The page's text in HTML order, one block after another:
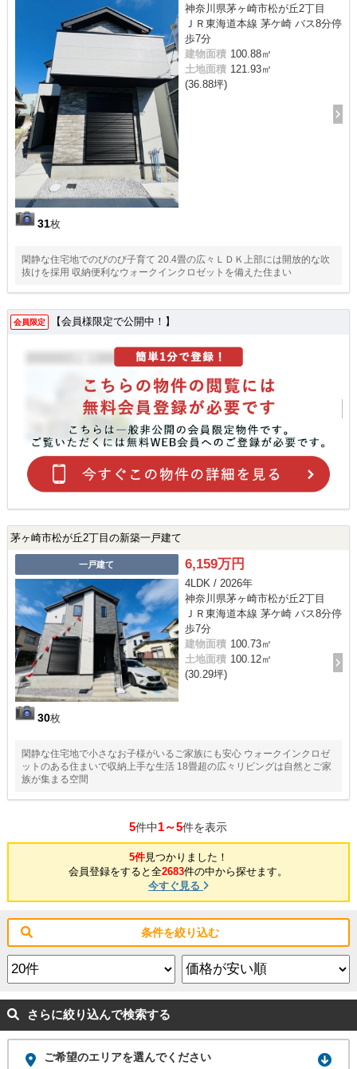
31枚
神奈川県茅ヶ崎市松が丘2丁目
ＪＲ東海道本線 茅ケ崎 バス8分停
歩7分
建物面積 100.88㎡
土地面積 121.93㎡
(36.88坪)
閑静な住宅地でのびのび子育て 20.4畳の広々ＬＤＫ上部には開放的な吹
抜けを採用 収納便利なウォークインクロゼットを備えた住まい
会員限定 【会員様限定で公開中！】
茅ヶ崎市松が丘2丁目の新築一戸建て
一戸建て
30枚
6,159万円
4LDK / 2026年
神奈川県茅ヶ崎市松が丘2丁目
ＪＲ東海道本線 茅ケ崎 バス8分停
歩7分
建物面積 100.73㎡
土地面積 100.12㎡
(30.29坪)
閑静な住宅地で小さなお子様がいるご家族にも安心 ウォークインクロゼ
ットのある住まいで収納上手な生活 18畳超の広々リビングは自然とご家
族が集まる空間
5件中1～5件を表示
5件見つかりました！
会員登録をすると全2683件の中から探せます。
今すぐ見る
条件を絞り込む
さらに絞り込んで検索する
ご希望のエリアを選んでください